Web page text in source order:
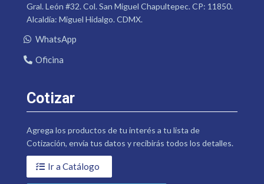
Gral. León #32. Col. San Miguel Chapultepec. CP: 11850.
Alcaldía: Miguel Hidalgo. CDMX.
WhatsApp
Oficina
Cotizar
Agrega los productos de tu interés a tu lista de
Cotización, envía tus datos y recibirás todos los detalles.
Ir a Catálogo